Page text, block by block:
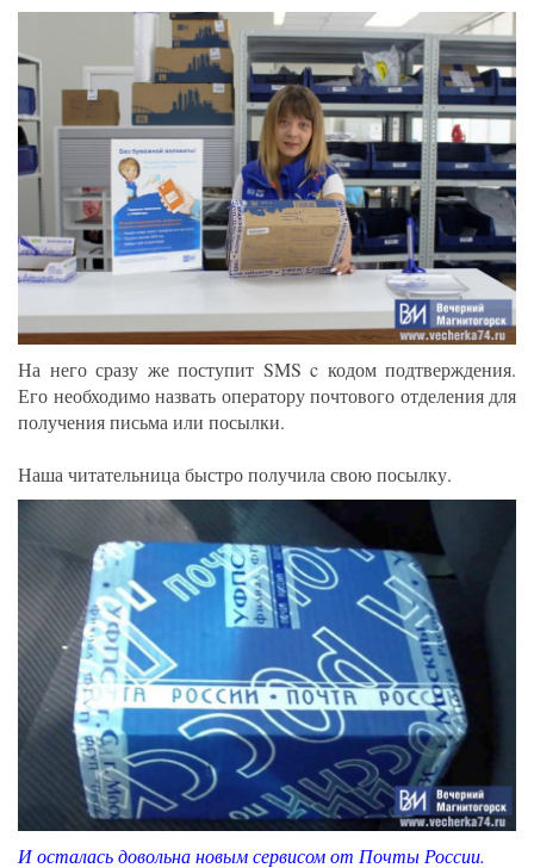
На него сразу же поступит SMS c кодом подтверждения.
Его необходимо назвать оператору почтового отделения для
получения письма или посылки.
Наша читательница быстро получила свою посылку.
И осталась довольна новым сервисом от Почты России.